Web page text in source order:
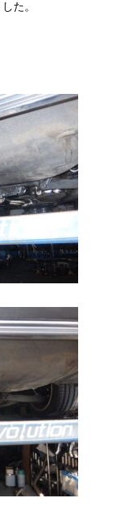
た。